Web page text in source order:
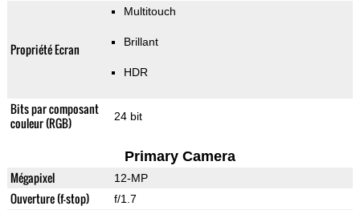
Propriété Ecran
Multitouch
Brillant
HDR
Bits par composant
couleur (RGB)
24 bit
Primary Camera
Mégapixel 12-MP
Ouverture (f-stop) f/1.7